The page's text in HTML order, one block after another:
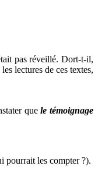
pas réveillé. Dort-t-il,
lectures de ces textes,
quele témoignage
pourrait les compter ?).